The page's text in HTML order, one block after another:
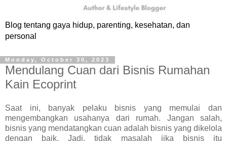
Blog tentang gaya hidup, parenting, kesehatan, dan
personal
Monday, October 30, 2023
Mendulang Cuan dari Bisnis Rumahan
Kain Ecoprint
Saat ini, banyak pelaku bisnis yang memulai dan
mengembangkan usahanya dari rumah. Jangan salah,
bisnis yang mendatangkan cuan adalah bisnis yang dikelola
dengan baik. Jadi, tidak masalah jika bisnis itu